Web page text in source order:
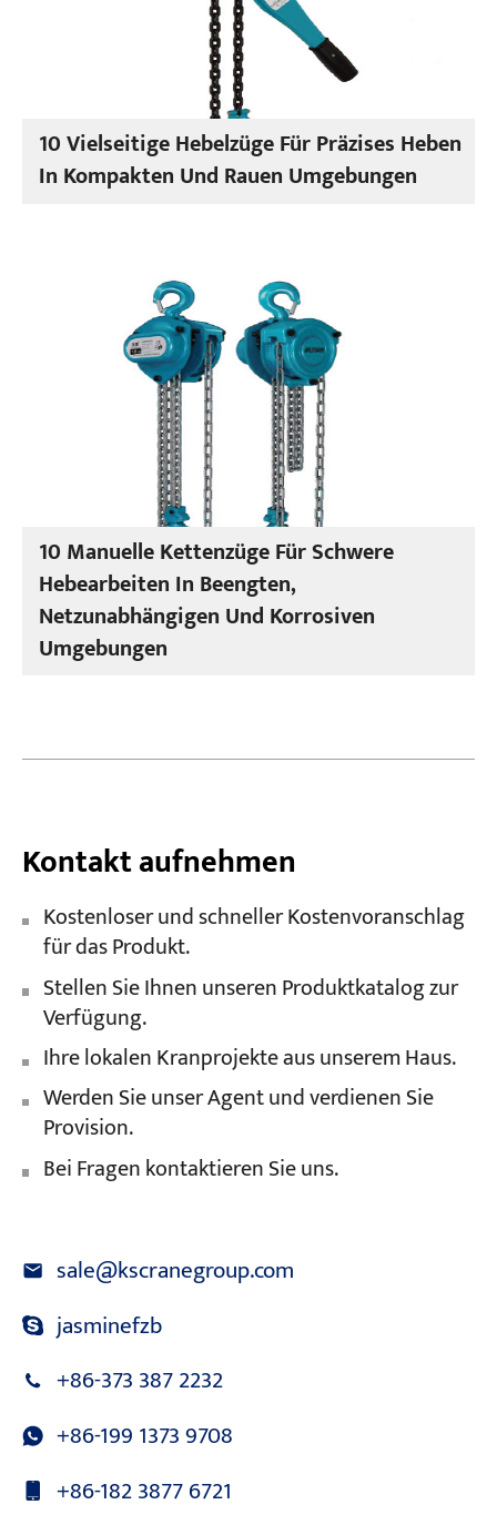
10 Vielseitige Hebelzüge Für Präzises Heben
In Kompakten Und Rauen Umgebungen
10 Manuelle Kettenzüge Für Schwere
Hebearbeiten In Beengten,
Netzunabhängigen Und Korrosiven
Umgebungen
Kontakt aufnehmen
Kostenloser und schneller Kostenvoranschlag
für das Produkt.
Stellen Sie Ihnen unseren Produktkatalog zur
Verfügung.
Ihre lokalen Kranprojekte aus unserem Haus.
Werden Sie unser Agent und verdienen Sie
Provision.
Bei Fragen kontaktieren Sie uns.
sale@kscranegroup.com
jasminefzb
+86-373 387 2232
+86-199 1373 9708
+86-182 3877 6721